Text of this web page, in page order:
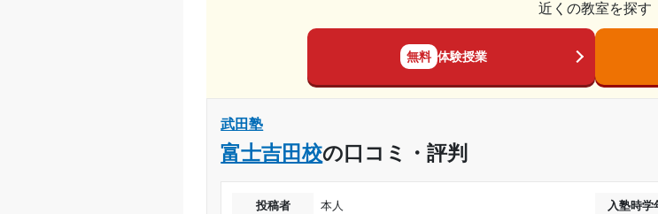
通年
1日あたりの授業時間
私の親は高いと言ってました 教材費は授業料に含まれておらず、
コース・カリキュラム
講師の教え方
---
自習室は綺麗でした トイレはちょっと汚かった、電気勝手に消え
近くの教室を探す
無料 体験授業
武田塾
富士吉田校の口コミ・評判
投稿者 本人 入塾時学